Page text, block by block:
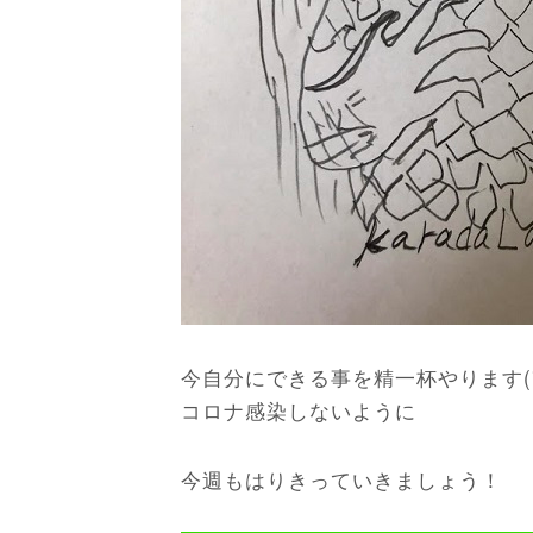
今自分にできる事を精一杯やりま
コロナ感染しないように
今週もはりきっていきましょう！